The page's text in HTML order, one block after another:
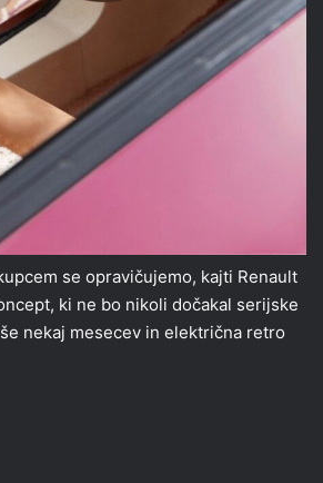
se opravičujemo, kajti Renault
ki ne bo nikoli dočakal serijske
nekaj mesecev in električna retro